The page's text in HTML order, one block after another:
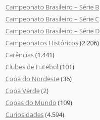
Campeonato Brasileiro – Série B
Campeonato Brasileiro – Série C
Campeonato Brasileiro – Série D
Campeonatos Históricos(2.206)
Carências(1.441)
Clubes de Futebol(101)
Copa do Nordeste(36)
Copa Verde(2)
Copas do Mundo (109)
Curiosidades(4.594)